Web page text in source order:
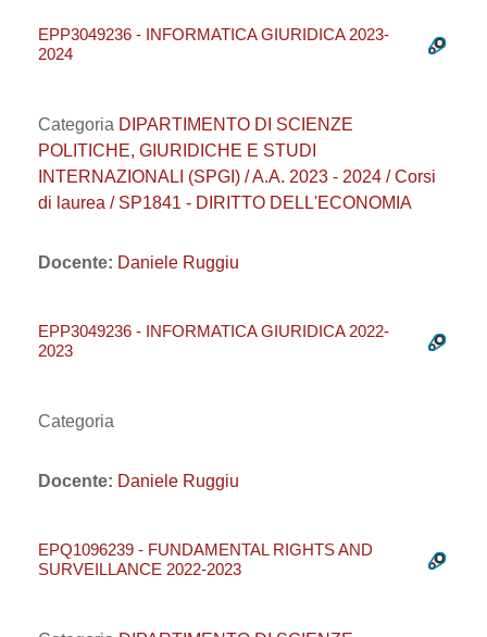
EPP3049236 - INFORMATICA GIURIDICA 2023-
2024
Categoria DIPARTIMENTO DI SCIENZE
POLITICHE, GIURIDICHE E STUDI
INTERNAZIONALI (SPGI) / A.A. 2023 - 2024 / Corsi
di laurea / SP1841 - DIRITTO DELL'ECONOMIA
Docente: Daniele Ruggiu
EPP3049236 - INFORMATICA GIURIDICA 2022-
2023
Categoria
Docente: Daniele Ruggiu
EPQ1096239 - FUNDAMENTAL RIGHTS AND
SURVEILLANCE 2022-2023